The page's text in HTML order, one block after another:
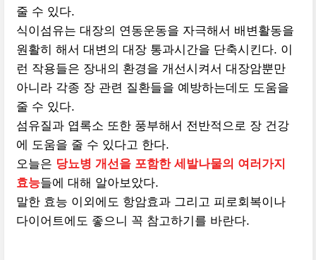
줄 수 있다.
식이섬유는 대장의 연동운동을 자극해서 배변활동을
원활히 해서 대변의 대장 통과시간을 단축시킨다. 이
런 작용들은 장내의 환경을 개선시켜서 대장암뿐만
아니라 각종 장 관련 질환들을 예방하는데도 도움을
줄 수 있다.
섬유질과 엽록소 또한 풍부해서 전반적으로 장 건강
에 도움을 줄 수 있다고 한다.
오늘은 당뇨병 개선을 포함한 세발나물의 여러가지
효능들에 대해 알아보았다.
말한 효능 이외에도 항암효과 그리고 피로회복이나
다이어트에도 좋으니 꼭 참고하기를 바란다.